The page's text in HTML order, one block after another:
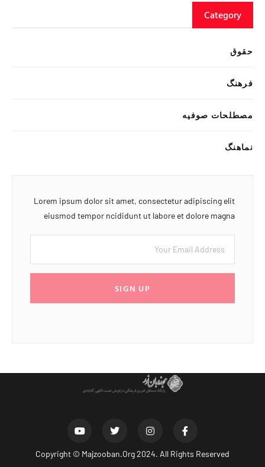
Category
حقوق
فرهنگ
مصطلحات صوفیه
نماهنگ
Lorem ipsum dolor sit amet, consectetur adipiscing elit
eiusmod tempor ncididunt ut labore et dolore magna
SIGN UP
Copyright © Majzooban.Org2024. All Rights Reserved